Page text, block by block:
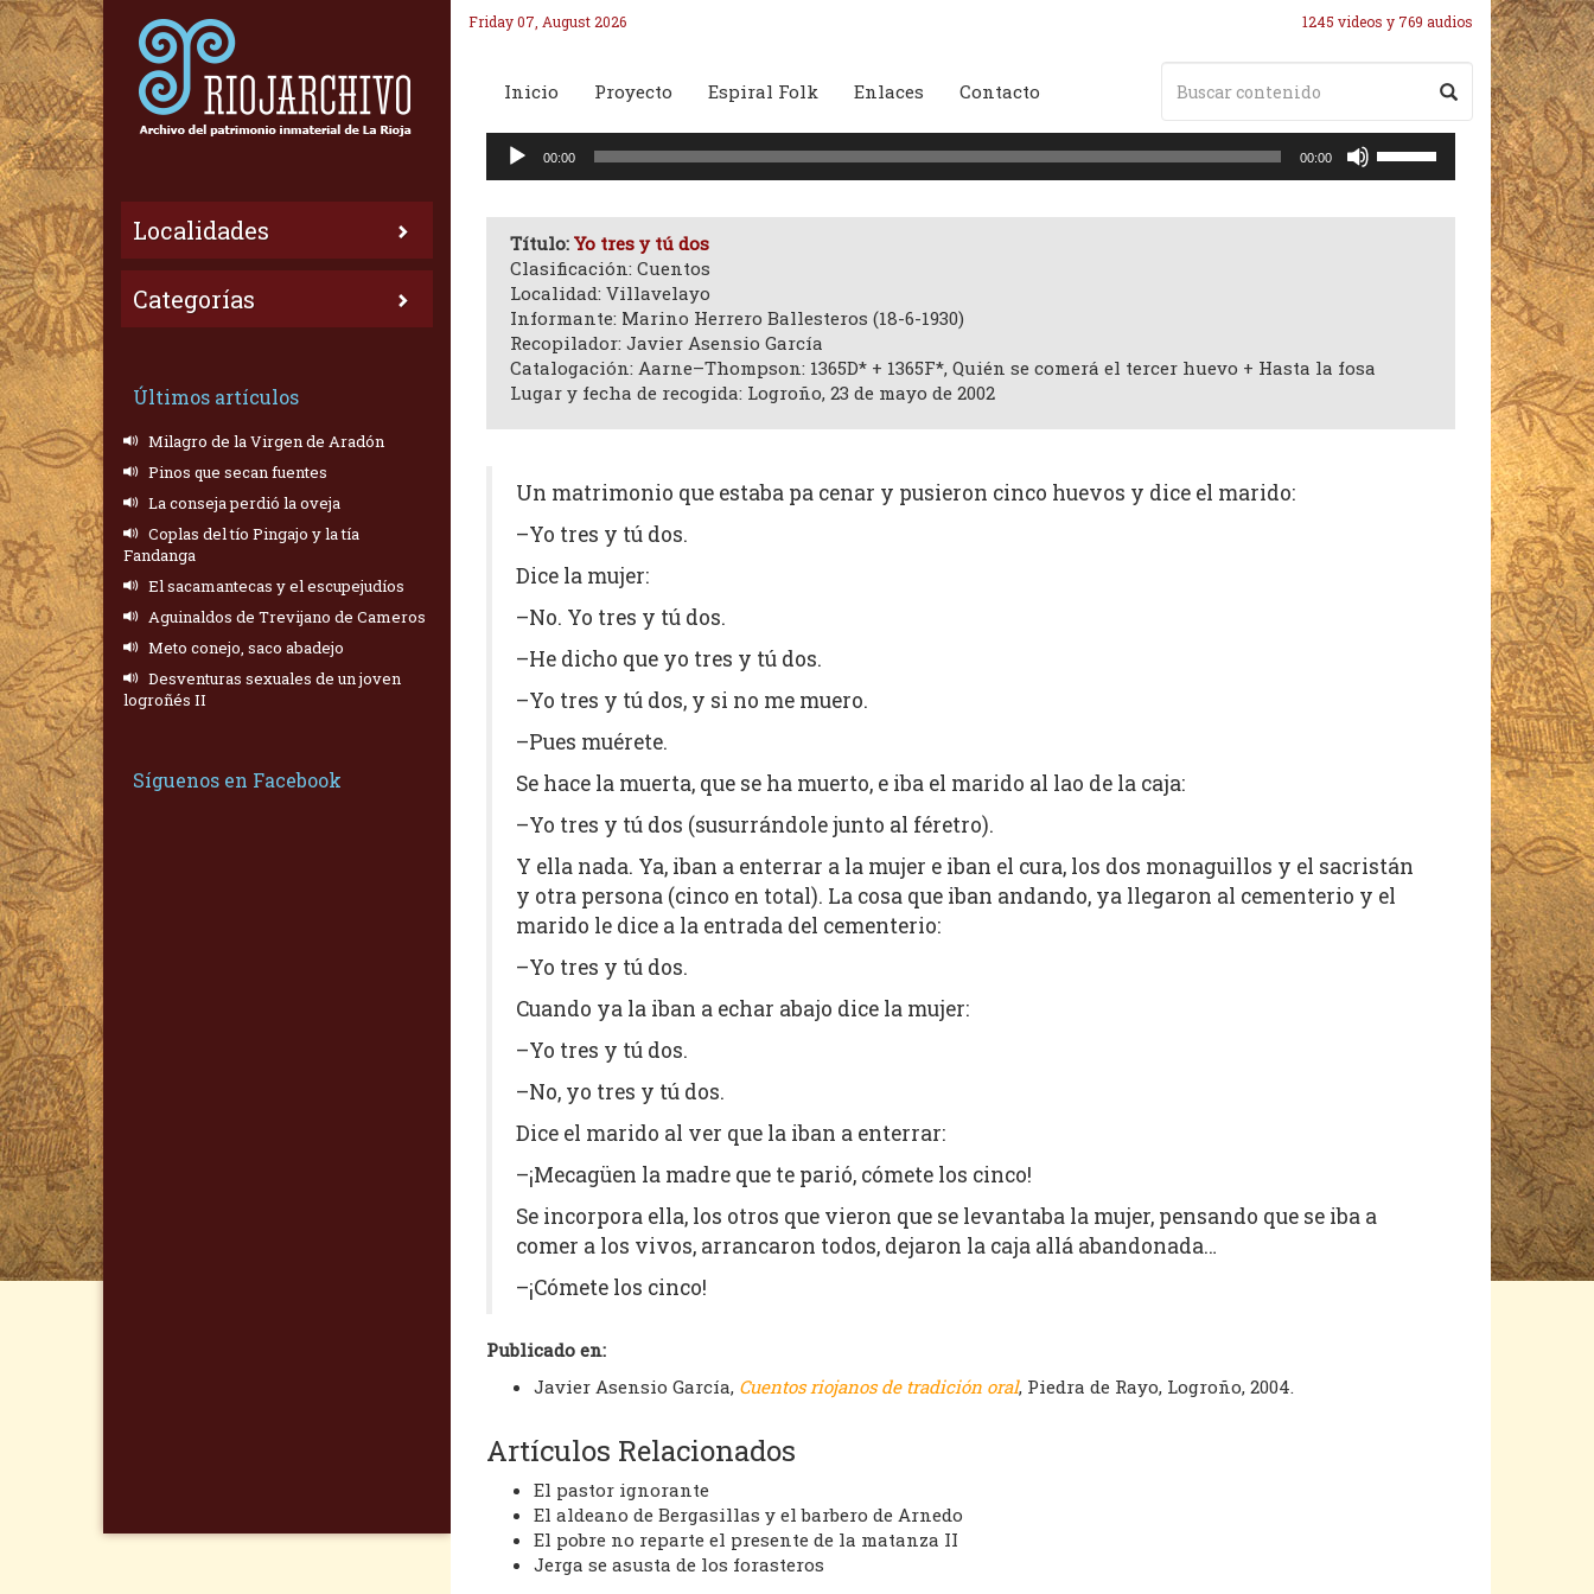
Localidades
Categorías
Últimos artículos
Milagro de la Virgen de Aradón
Pinos que secan fuentes
La conseja perdió la oveja
Coplas del tío Pingajo y la tía
Fandanga
El sacamantecas y el escupejudíos
Aguinaldos de Trevijano de Cameros
Meto conejo, saco abadejo
Desventuras sexuales de un joven
logroñés II
Síguenos en Facebook
Friday 07, August 2026 1245 videos y 769 audios
Inicio Proyecto Espiral Folk Enlaces Contacto
Reproductor
00:00 00:00
de
Título: Yo tres y tú dos
Clasificación: Cuentos
Localidad: Villavelayo
Informante: Marino Herrero Ballesteros (18-6-1930)
Recopilador: Javier Asensio García
Catalogación: Aarne–Thompson: 1365D* + 1365F*, Quién se comerá el tercer huevo + Hasta la fosa
Lugar y fecha de recogida: Logroño, 23 de mayo de 2002
Un matrimonio que estaba pa cenar y pusieron cinco huevos y dice el marido:
–Yo tres y tú dos.
Dice la mujer:
–No. Yo tres y tú dos.
–He dicho que yo tres y tú dos.
–Yo tres y tú dos, y si no me muero.
–Pues muérete.
Se hace la muerta, que se ha muerto, e iba el marido al lao de la caja:
–Yo tres y tú dos (susurrándole junto al féretro).
Y ella nada. Ya, iban a enterrar a la mujer e iban el cura, los dos monaguillos y el sacristán
y otra persona (cinco en total). La cosa que iban andando, ya llegaron al cementerio y el
marido le dice a la entrada del cementerio:
–Yo tres y tú dos.
Cuando ya la iban a echar abajo dice la mujer:
–Yo tres y tú dos.
–No, yo tres y tú dos.
Dice el marido al ver que la iban a enterrar:
–¡Mecagüen la madre que te parió, cómete los cinco!
Se incorpora ella, los otros que vieron que se levantaba la mujer, pensando que se iba a
comer a los vivos, arrancaron todos, dejaron la caja allá abandonada…
–¡Cómete los cinco!
Publicado en:
Javier Asensio García, Cuentos riojanos de tradición oral, Piedra de Rayo, Logroño, 2004.
Artículos Relacionados
El pastor ignorante
El aldeano de Bergasillas y el barbero de Arnedo
El pobre no reparte el presente de la matanza II
Jerga se asusta de los forasteros